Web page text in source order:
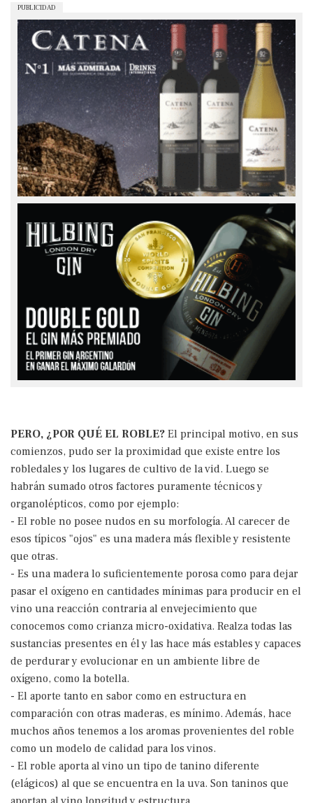
PUBLICIDAD
PERO, ¿POR QUÉ EL ROBLE? El principal motivo, en sus
comienzos, pudo ser la proximidad que existe entre los
robledales y los lugares de cultivo de la vid. Luego se
habrán sumado otros factores puramente técnicos y
organolépticos, como por ejemplo:
- El roble no posee nudos en su morfología. Al carecer de
esos típicos "ojos" es una madera más flexible y resistente
que otras.
- Es una madera lo suficientemente porosa como para dejar
pasar el oxígeno en cantidades mínimas para producir en el
vino una reacción contraria al envejecimiento que
conocemos como crianza micro-oxidativa. Realza todas las
sustancias presentes en él y las hace más estables y capaces
de perdurar y evolucionar en un ambiente libre de
oxígeno, como la botella.
- El aporte tanto en sabor como en estructura en
comparación con otras maderas, es mínimo. Además, hace
muchos años tenemos a los aromas provenientes del roble
como un modelo de calidad para los vinos.
- El roble aporta al vino un tipo de tanino diferente
(elágicos) al que se encuentra en la uva. Son taninos que